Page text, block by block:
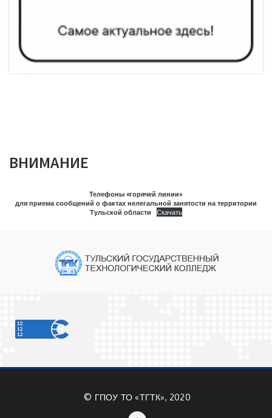
ВНИМАНИЕ
Телефоны «горячей линии»
для приема сообщений о фактах нелегальной занятости на территории
Тульской области
Скачать
© ГПОУ ТО «ТГТК», 2020